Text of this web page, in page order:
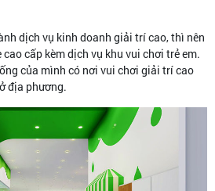
dịch vụ kinh doanh giải trí cao, thì nên
cấp kèm dịch vụ khu vui chơi trẻ em.
của mình có nơi vui chơi giải trí cao
địa phương.